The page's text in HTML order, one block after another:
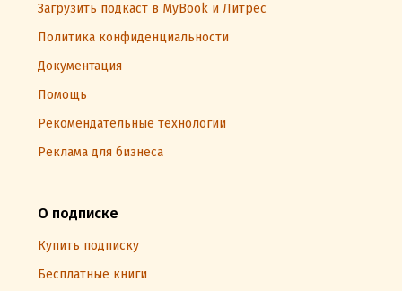
Загрузить подкаст в MyBook и Литрес
Политика конфиденциальности
Документация
Помощь
Рекомендательные технологии
Реклама для бизнеса
О подписке
Купить подписку
Бесплатные книги